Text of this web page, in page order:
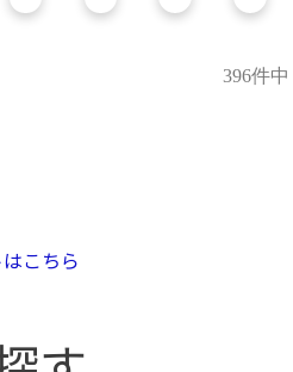
396件